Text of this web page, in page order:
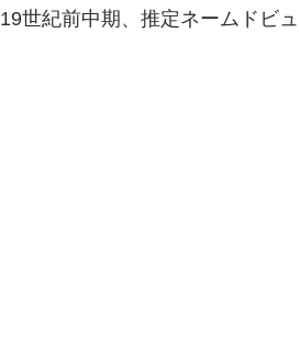
19世紀前中期、推定ネームドビ